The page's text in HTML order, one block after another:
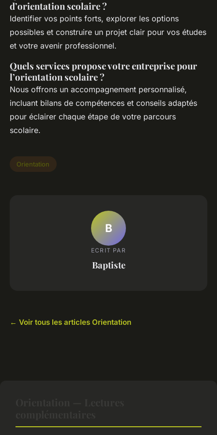
d’orientation scolaire ?
Identifier vos points forts, explorer les options
possibles et construire un projet clair pour vos études
et votre avenir professionnel.
Quels services propose votre entreprise pour
l’orientation scolaire ?
Nous offrons un accompagnement personnalisé,
incluant bilans de compétences et conseils adaptés
pour éclairer chaque étape de votre parcours
scolaire.
Orientation
B
ECRIT PAR
Baptiste
← Voir tous les articles Orientation